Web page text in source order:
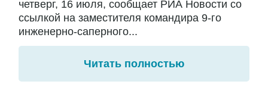
четверг, 16 июля, сообщает РИА Новости со
ссылкой на заместителя командира 9-го
инженерно-саперного...
Читать полностью